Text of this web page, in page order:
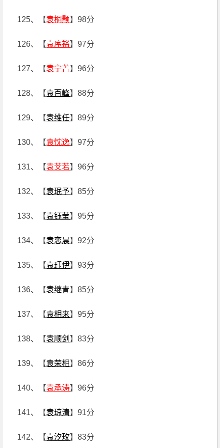
125、【袁桐颢】98分
126、【袁序裕】97分
127、【袁宁菁】96分
128、【袁百峰】88分
129、【袁维任】89分
130、【袁忱逸】97分
131、【袁芠若】96分
132、【袁珉予】85分
133、【袁钰莹】95分
134、【袁恋晨】92分
135、【袁珏伊】93分
136、【袁继青】85分
137、【袁相来】95分
138、【袁顺剑 】83分
139、【袁荣相】86分
140、【袁承涛】96分
141、【袁琼清】91分
142、【袁汐玫】83分